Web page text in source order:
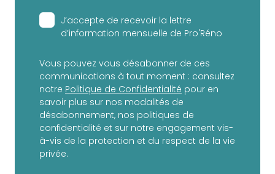
J’accepte de recevoir la lettre
d’information mensuelle de Pro'Réno
Vous pouvez vous désabonner de ces
communications à tout moment : consultez
notre Politique de Confidentialité pour en
savoir plus sur nos modalités de
désabonnement, nos politiques de
confidentialité et sur notre engagement vis-
à-vis de la protection et du respect de la vie
privée.